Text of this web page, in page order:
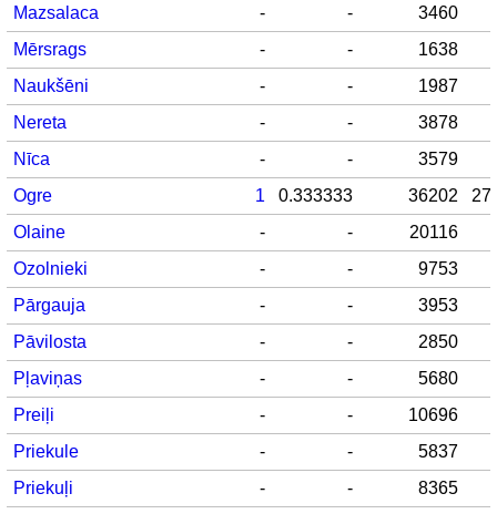
Mazsalaca
- -
3460
Mērsrags
- -
1638
Naukšēni
- -
1987
Nereta
- -
3878
Nīca
- -
3579
Ogre
1 0.333333 36202
Olaine
- -
20116
Ozolnieki
- -
9753
Pārgauja
- -
3953
Pāvilosta
- -
2850
Pļaviņas
- -
5680
Preiļi
- -
10696
Priekule
- -
5837
Priekuļi
- -
8365